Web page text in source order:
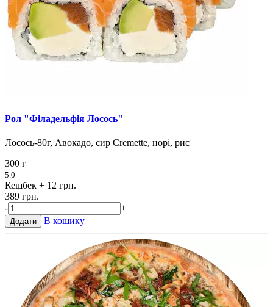
Рол "Філадельфія Лосось"
Лосось-80г, Авокадо, сир Cremette, норі, рис
300 г
5.0
Кешбек + 12 грн.
389 грн.
-
+
Додати В кошику